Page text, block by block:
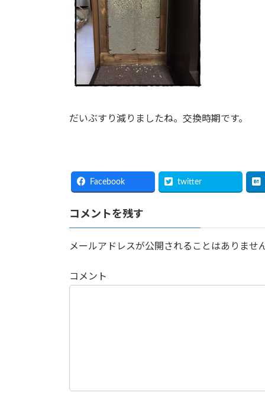
だいぶすり減りましたね。交換時期です。
Facebook twitter
コメントを残す
メールアドレスが公開されることはありませ
コメント